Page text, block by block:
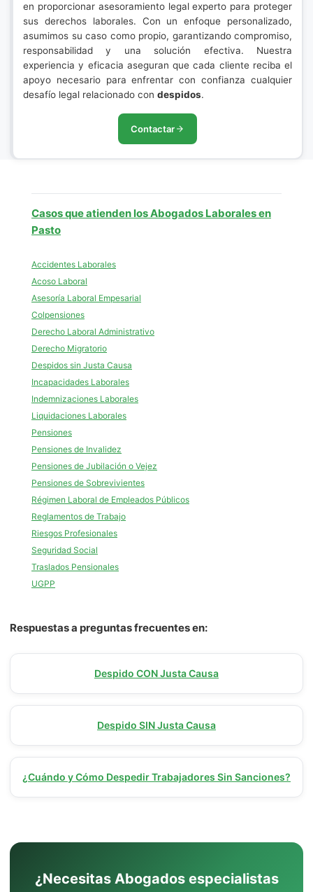
en proporcionar asesoramiento legal experto para proteger
sus derechos laborales. Con un enfoque personalizado,
asumimos su caso como propio, garantizando compromiso,
responsabilidad y una solución efectiva. Nuestra
experiencia y eficacia aseguran que cada cliente reciba el
apoyo necesario para enfrentar con confianza cualquier
desafío legal relacionado con despidos.
Contactar
Casos que atienden los Abogados Laborales en
Pasto
Accidentes Laborales
Acoso Laboral
Asesoría Laboral Empesarial
Colpensiones
Derecho Laboral Administrativo
Derecho Migratorio
Despidos sin Justa Causa
Incapacidades Laborales
Indemnizaciones Laborales
Liquidaciones Laborales
Pensiones
Pensiones de Invalidez
Pensiones de Jubilación o Vejez
Pensiones de Sobrevivientes
Régimen Laboral de Empleados Públicos
Reglamentos de Trabajo
Riesgos Profesionales
Seguridad Social
Traslados Pensionales
UGPP
Respuestas a preguntas frecuentes en:
Despido CON Justa Causa
Despido SIN Justa Causa
¿Cuándo y Cómo Despedir Trabajadores Sin Sanciones?
¿Necesitas Abogados especialistas